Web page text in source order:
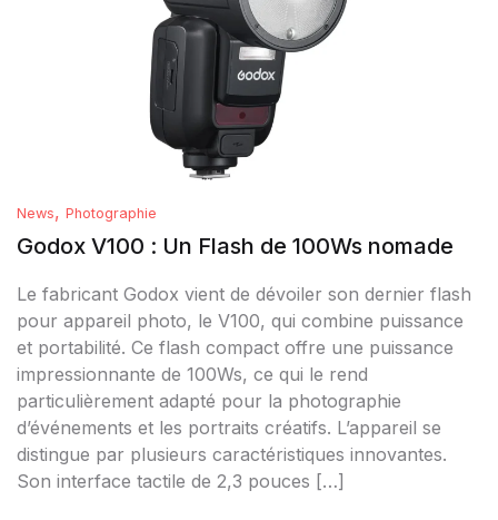
News, Photographie
Godox V100 : Un Flash de 100Ws nomade
Le fabricant Godox vient de dévoiler son dernier flash
pour appareil photo, le V100, qui combine puissance
et portabilité. Ce flash compact offre une puissance
impressionnante de 100Ws, ce qui le rend
particulièrement adapté pour la photographie
d’événements et les portraits créatifs. L’appareil se
distingue par plusieurs caractéristiques innovantes.
Son interface tactile de 2,3 pouces […]